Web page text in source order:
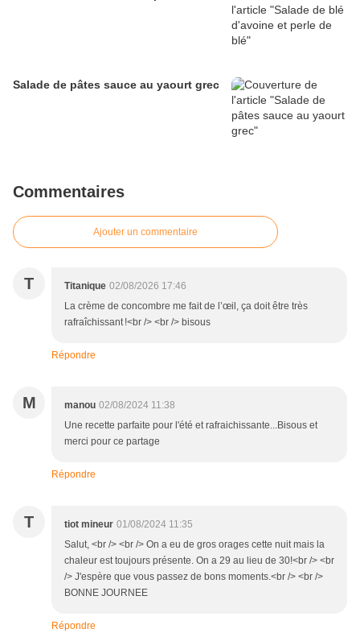
Salade de pâtes sauce au yaourt grec
Commentaires
Ajouter un commentaire
T Titanique 02/08/2026 17:46
La crème de concombre me fait de l’œil, ça doit être très
rafraîchissant !<br /> <br /> bisous
Répondre
M manou 02/08/2024 11:38
Une recette parfaite pour l'été et rafraichissante...Bisous et
merci pour ce partage
Répondre
T tiot mineur 01/08/2024 11:35
Salut, <br /> <br /> On a eu de gros orages cette nuit mais la
chaleur est toujours présente. On a 29 au lieu de 30!<br /> <br
/> J'espère que vous passez de bons moments.<br /> <br />
BONNE JOURNEE
Répondre